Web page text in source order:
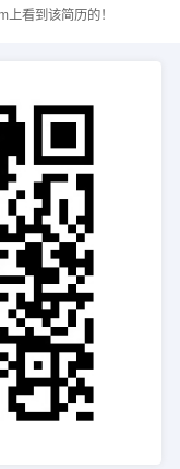
上看到该简历的！